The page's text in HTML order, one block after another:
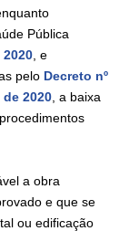
Pública
2020 , e
pelo Decreto nº
de 2020 , a baixa
a obra
e que se
ou edificação